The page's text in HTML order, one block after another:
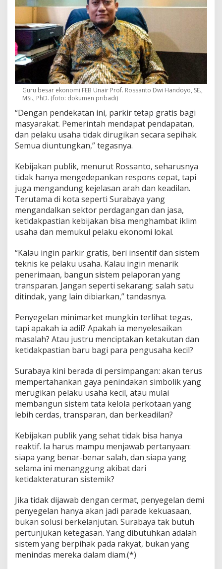
Guru besar ekonomi FEB Unair Prof. Rossanto Dwi Handoyo, SE.,
MSi., PhD. (foto: dokumen pribadi)
“Dengan pendekatan ini, parkir tetap gratis bagi
masyarakat. Pemerintah mendapat pendapatan,
dan pelaku usaha tidak dirugikan secara sepihak.
Semua diuntungkan,” tegasnya.
Kebijakan publik, menurut Rossanto, seharusnya
tidak hanya mengedepankan respons cepat, tapi
juga mengandung kejelasan arah dan keadilan.
Terutama di kota seperti Surabaya yang
mengandalkan sektor perdagangan dan jasa,
ketidakpastian kebijakan bisa menghambat iklim
usaha dan memukul pelaku ekonomi lokal.
“Kalau ingin parkir gratis, beri insentif dan sistem
teknis ke pelaku usaha. Kalau ingin menarik
penerimaan, bangun sistem pelaporan yang
transparan. Jangan seperti sekarang: salah satu
ditindak, yang lain dibiarkan,” tandasnya.
Penyegelan minimarket mungkin terlihat tegas,
tapi apakah ia adil? Apakah ia menyelesaikan
masalah? Atau justru menciptakan ketakutan dan
ketidakpastian baru bagi para pengusaha kecil?
Surabaya kini berada di persimpangan: akan terus
mempertahankan gaya penindakan simbolik yang
merugikan pelaku usaha kecil, atau mulai
membangun sistem tata kelola perkotaan yang
lebih cerdas, transparan, dan berkeadilan?
Kebijakan publik yang sehat tidak bisa hanya
reaktif. Ia harus mampu menjawab pertanyaan:
siapa yang benar-benar salah, dan siapa yang
selama ini menanggung akibat dari
ketidakteraturan sistemik?
Jika tidak dijawab dengan cermat, penyegelan demi
penyegelan hanya akan jadi parade kekuasaan,
bukan solusi berkelanjutan. Surabaya tak butuh
pertunjukan ketegasan. Yang dibutuhkan adalah
sistem yang berpihak pada rakyat, bukan yang
menindas mereka dalam diam.(*)